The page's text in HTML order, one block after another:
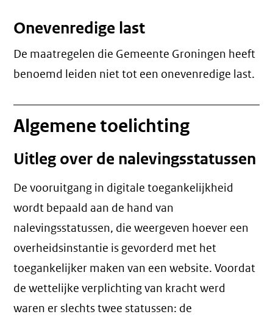
Onevenredige last
De maatregelen die Gemeente Groningen heeft
benoemd leiden niet tot een onevenredige last.
Algemene toelichting
Uitleg over de nalevingsstatussen
De vooruitgang in digitale toegankelijkheid
wordt bepaald aan de hand van
nalevingsstatussen, die weergeven hoever een
overheidsinstantie is gevorderd met het
toegankelijker maken van een website. Voordat
de wettelijke verplichting van kracht werd
waren er slechts twee statussen: de